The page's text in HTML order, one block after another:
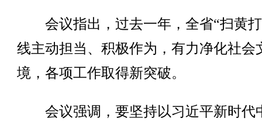
会议指出，过去一年，全省“扫黄打
线主动担当、积极作为，有力净化社会
境，各项工作取得新突破。
会议强调，要坚持以习近平新时代